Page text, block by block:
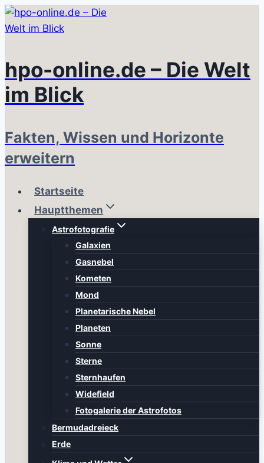
Zum
Inhalt
hpo-online.de – Die Welt
im Blick
Fakten, Wissen und Horizonte
erweitern
Startseite
Hauptthemen
Astrofotografie
Galaxien
Gasnebel
Kometen
Mond
Planetarische Nebel
Planeten
Sonne
Sterne
Sternhaufen
Widefield
Fotogalerie der Astrofotos
Bermudadreieck
Erde